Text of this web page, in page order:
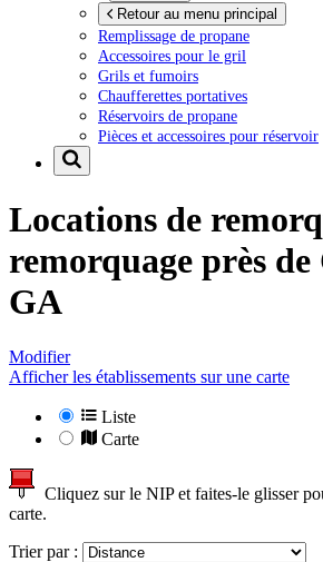
Retour au menu principal
Remplissage de propane
Accessoires pour le gril
Grils et fumoirs
Chaufferettes portatives
Réservoirs de propane
Pièces et accessoires pour réservoir
Locations de
remorquage près de
GA
Modifier
Afficher les établissements sur une carte
Liste
Carte
Cliquez sur le NIP et faites-le glisser
carte.
Trier par :